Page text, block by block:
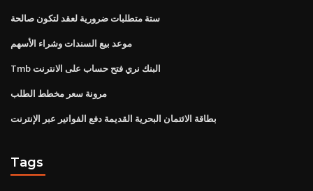
ستة متطلبات ضرورية لعقد لتكون صالحة
موعد بيع السندات وشراء الأسهم
Tmb البنك نري فتح حساب على الانترنت
مرونة سعر مخطط الطلب
بطاقة الائتمان البحرية القديمة دفع الفواتير عبر الإنترنت
Tags